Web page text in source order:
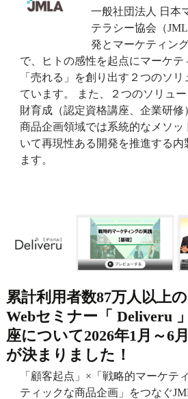
一般社団法人 日本
テラシー協会（
発とマーケティン
で、ヒトの感性を起点にマーケ
「売れる」を創り出す２つのソ
ています。 また、２つのソリュ
財育成（認定資格講座、企業研修
商品企画領域では系統的なメソッ
いて再現性ある開発を推進する内
ます。
累計利用者数87万人以上
Webセミナー「 Deliveru
座について2026年1月～6
が決まりました！
「顧客起点」×「戦略的マーケテ
ティックな商品企画」をつなぐ